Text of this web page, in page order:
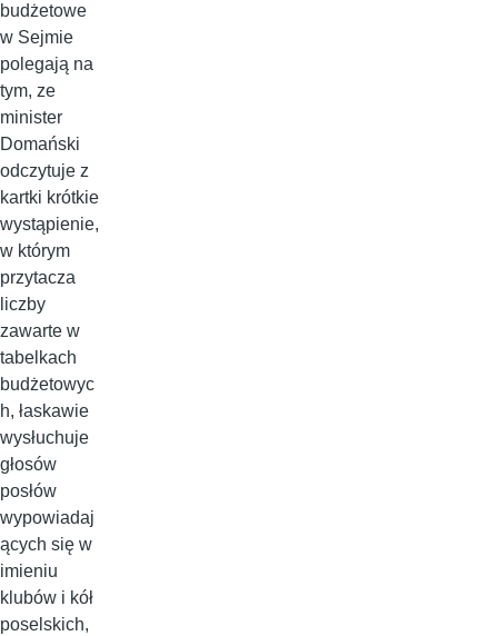
budżetowe
w Sejmie
polegają na
tym, ze
minister
Domański
odczytuje z
kartki krótkie
wystąpienie,
w którym
przytacza
liczby
zawarte w
tabelkach
budżetowyc
h, łaskawie
wysłuchuje
głosów
posłów
wypowiadaj
ących się w
imieniu
klubów i kół
poselskich,